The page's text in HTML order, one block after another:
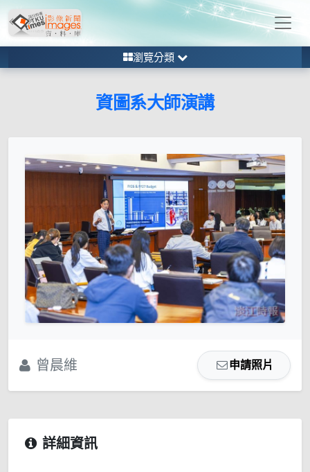
瀏覽分類
資圖系大師演講
曾晨維 申請照片
詳細資訊